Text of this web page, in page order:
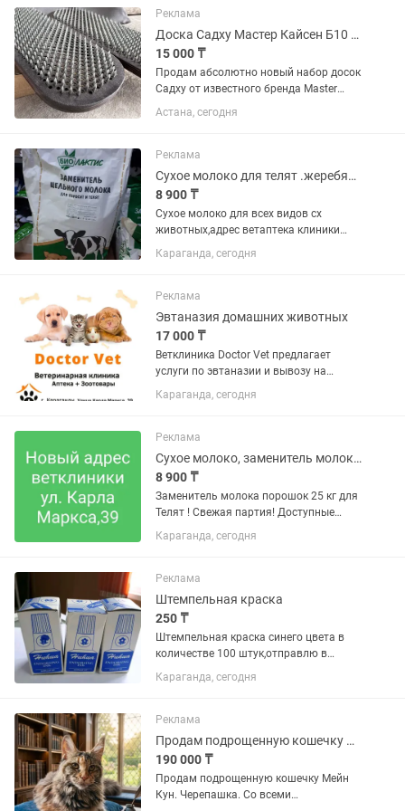
График работы : Понедельник -пятница
С...
Реклама
Доска Садху Мастер Кайсен Б10 (10 мм) / Полный комплект
15 000 ₸
Продам абсолютно новый набор досок
Садху от известного бренда Master
Kasen (модель Б10). Подарили, лежит
без дела. Шаг гвоздей 10 мм — это
отлично подходит как...
Астана, сегодня
Реклама
Сухое молоко для телят .жеребят и ягнят
8 900 ₸
Сухое молоко для всех видов сх
животных,адрес ветаптека клиники
DOCTOR VET,ул. Карла Маркса,39 тел
Бауыржан
Караганда, сегодня
Реклама
Эвтаназия домашних животных
17 000 ₸
Ветклиника Doctor Vet предлагает
услуги по эвтаназии и вывозу на
кремацию кошек и собак по
приемлемым ценам тел адрес ул.Карла
вечера )
Караганда, сегодня
Реклама
Сухое молоко, заменитель молока для телят
8 900 ₸
Заменитель молока порошок 25 кг для
Телят ! Свежая партия! Доступные
цены!мешок адрес ветаптеки ул. Карла
Маркса ,39 .г.Караганда,ветклиника
Караганда, сегодня
Реклама
Штемпельная краска
250 ₸
Штемпельная краска синего цвета в
количестве 100 штук,отправлю в
любой город РК !!!Тел
Караганда, сегодня
Реклама
Продам подрощенную кошечку Мейн Кун.
190 000 ₸
Продам подрощенную кошечку Мейн
Кун. Черепашка. Со всеми